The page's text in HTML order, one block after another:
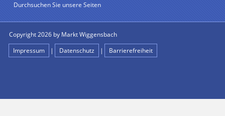
Durchsuchen Sie unsere Seiten
Copyright 2026 by Markt Wiggensbach
Impressum
| Datenschutz | Barrierefreiheit